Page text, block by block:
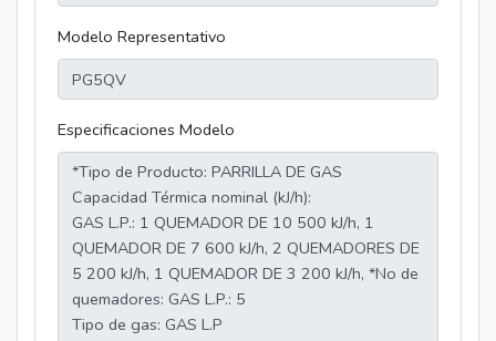
Modelo Representativo
Especificaciones Modelo